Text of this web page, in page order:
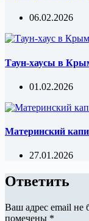
06.02.2026
Таун-хаусы в
01.02.2026
Материнский
27.01.2026
Ответить
Ваш адрес email не
помечены *